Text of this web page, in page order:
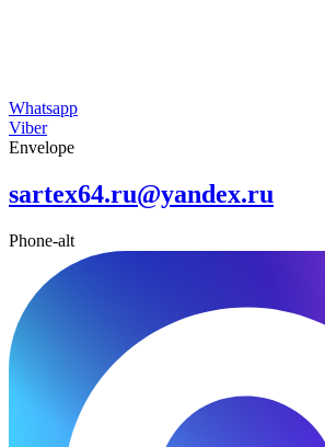
Whatsapp
Viber
Envelope
sartex64.ru@yandex.ru
Phone-alt